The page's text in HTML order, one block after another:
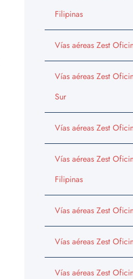
Filipinas
Vías aéreas Zest
Vías aéreas Zest
Sur
Vías aéreas Zest
Vías aéreas Zest
Filipinas
Vías aéreas Zest
Vías aéreas Zest
Vías aéreas Zest